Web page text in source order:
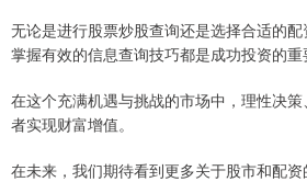
无论是进行股票炒股查询还是选择合适的
掌握有效的信息查询技巧都是成功投资的重
在这个充满机遇与挑战的市场中，理性决
者实现财富增值。
在未来，我们期待看到更多关于股市和配